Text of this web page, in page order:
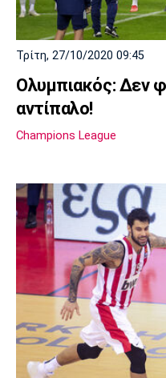
Τρίτη, 27/10/2020 09:45
Ολυμπιακός: Δεν
αντίπαλο!
Champions League